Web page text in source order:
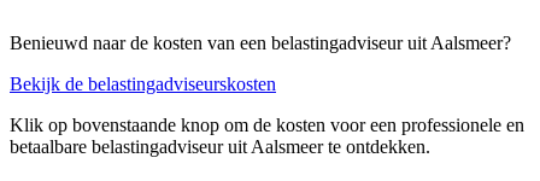
Benieuwd naar de kosten van een belastingadviseur uit Aalsmeer?
Bekijk de belastingadviseurskosten
Klik op bovenstaande knop om de kosten voor een professionele en
betaalbare belastingadviseur uit Aalsmeer te ontdekken.